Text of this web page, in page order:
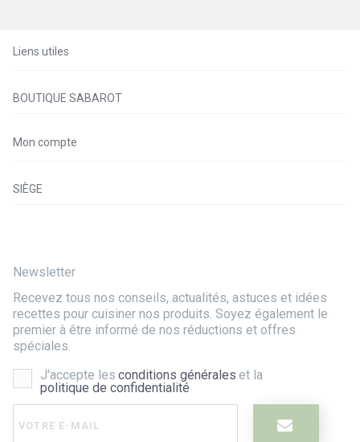
Liens utiles
BOUTIQUE SABAROT
Mon compte
SIÈGE
Newsletter
Recevez tous nos conseils, actualités, astuces et idées
recettes pour cuisiner nos produits. Soyez également le
premier à être informé de nos réductions et offres
spéciales.
J'accepte les conditions générales et la
politique de confidentialité